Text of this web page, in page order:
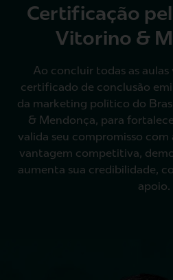
Certificação
Vitorino &
Ao concluir todas as aulas
certificado de conclusão
da marketing político do
& Mendonça, para
valida seu compromisso
vantagem competitiva,
aumenta sua credibilidade,
apoio.